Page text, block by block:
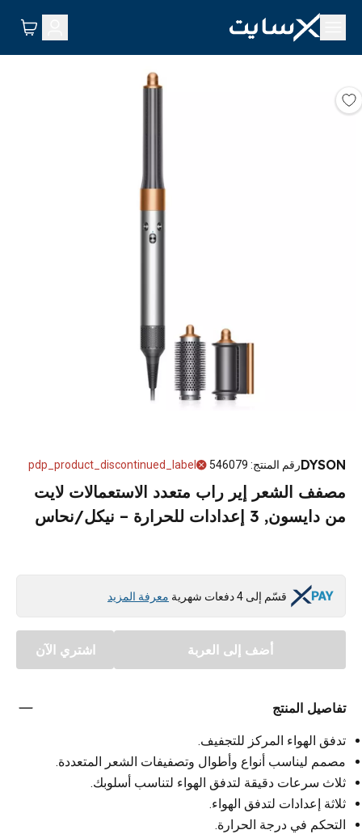
DYSONرقم المنتج:
546079
pdp_product_discontinued_label
مصفف الشعر إير راب متعدد الاستعمالات لايت
من دايسون, 3 إعدادات للحرارة – نيكل/نحاس
قسّم إلى 4 دفعات شهرية معرفة المزيد
أضف إلى العربة اشتري الآن
تفاصيل المنتج
تدفق الهواء المركز للتجفيف.
مصمم ليناسب أنواع وأطوال وتصفيفات الشعر المتعددة.
ثلاث سرعات دقيقة لتدفق الهواء لتناسب أسلوبك.
ثلاثة إعدادات لتدفق الهواء.
التحكم في درجة الحرارة.